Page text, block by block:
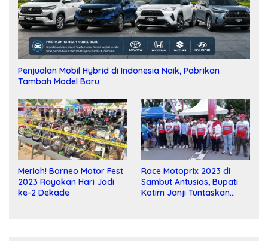
Penjualan Mobil Hybrid di Indonesia Naik, Pabrikan
Tambah Model Baru
Meriah! Borneo Motor Fest
2023 Rayakan Hari Jadi
ke-2 Dekade
Race Motoprix 2023 di
Sambut Antusias, Bupati
Kotim Janji Tuntaskan